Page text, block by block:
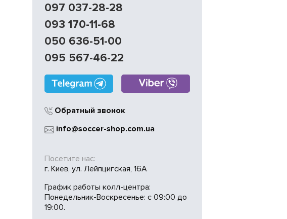
097 037-28-28
093 170-11-68
050 636-51-00
095 567-46-22
Обратный звонок
info@soccer-shop.com.ua
Посетите нас:
г. Киев, ул. Лейпцигская, 16А
График работы колл-центра:
Понедельник-Воскресенье: с 09:00 до
19:00.